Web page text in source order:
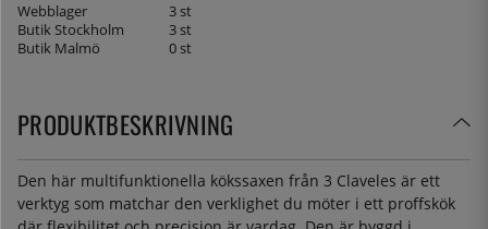
Webblager
3 st
Butik Stockholm
3 st
Butik Malmö
0 st
PRODUKTBESKRIVNING
Den här multifunktionella kökssaxen från 3 Claveles är ett
verktyg som matchar den verklighet du möter i ett proffskök